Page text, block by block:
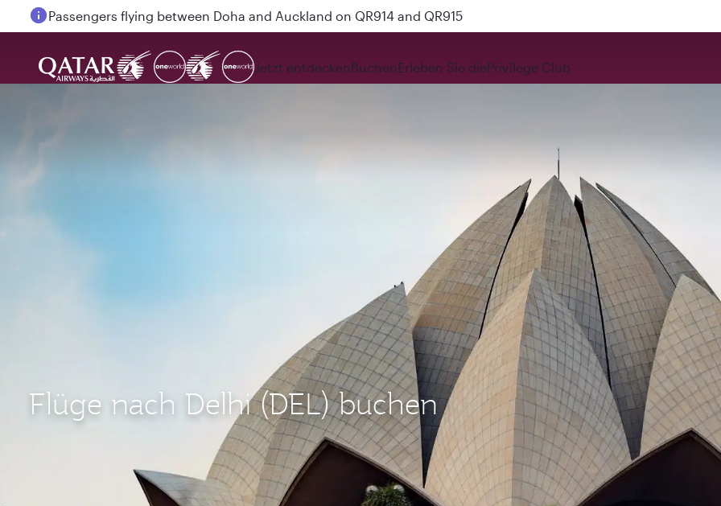
Passengers flying between Doha and Auckland on QR914 and QR915
Jetzt entdeckenBuchenErleben Sie diePrivilege Club
Flüge nach Delhi (DEL) buchen